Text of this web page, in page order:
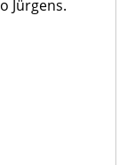
Jürgens.